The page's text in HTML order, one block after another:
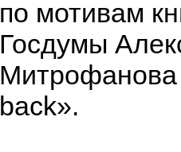
по мотивам
Госдумы
Митрофанова
back».